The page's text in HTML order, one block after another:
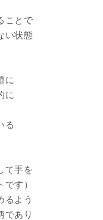
ことで
い状態
に
に
る
て手を
す）
るよう
であり